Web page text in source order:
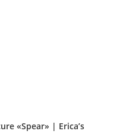
«Spear» | Erica’s